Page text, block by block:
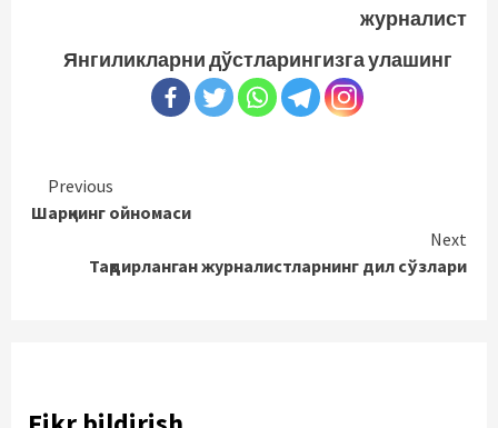
журналист
Янгиликларни дўстларингизга улашинг
Continue
Reading
Previous
Шарқнинг ойномаси
Next
Тақдирланган журналистларнинг дил сўзлари